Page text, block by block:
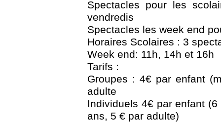
Spectacles pour les
vendredis
Spectacles les week end
Horaires Scolaires : 3
Week end: 11h, 14h et 16h
Tarifs :
Groupes : 4€ par enfant
adulte
Individuels 4€ par enfant
ans, 5 € par adulte)